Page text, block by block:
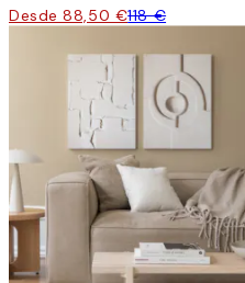
Desde 88,50 €118 €